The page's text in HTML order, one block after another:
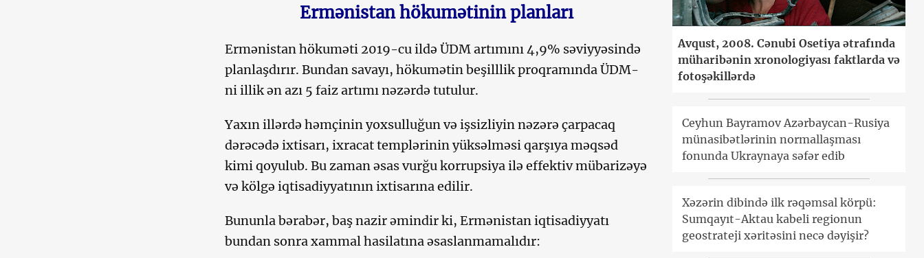
Ermənistan hökumətinin planları
Ermənistan hökuməti 2019-cu ildə ÜDM artımını 4,9% səviyyəsində
planlaşdırır. Bundan savayı, hökumətin beşilllik proqramında ÜDM-
ni illik ən azı 5 faiz artımı nəzərdə tutulur.
Yaxın illərdə həmçinin yoxsulluğun və işsizliyin nəzərə çarpacaq
dərəcədə ixtisarı, ixracat templərinin yüksəlməsi qarşıya məqsəd
kimi qoyulub. Bu zaman əsas vurğu korrupsiya ilə effektiv mübarizəyə
və kölgə iqtisadiyyatının ixtisarına edilir.
Bununla bərabər, baş nazir əmindir ki, Ermənistan iqtisadiyyatı
bundan sonra xammal hasilatına əsaslanmamalıdır:
Avqust, 2008. Cənubi Osetiya ətrafında
müharibənin xronologiyası faktlarda və
fotoşəkillərdə
Ceyhun Bayramov Azərbaycan-Rusiya
münasibətlərinin normallaşması
fonunda Ukraynaya səfər edib
Xəzərin dibində ilk rəqəmsal körpü:
Sumqayıt-Aktau kabeli regionun
geostrateji xəritəsini necə dəyişir?